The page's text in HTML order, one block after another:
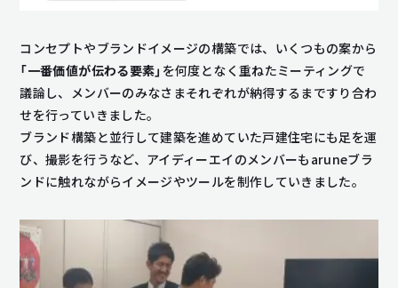
コンセプトやブランドイメージの構築では、いくつもの案から
「一番価値が伝わる要素」 を何度となく重ねたミーティングで
議論し、メンバーのみなさまそれぞれが納得するまですり合わ
せを行っていきました。
ブランド構築と並行して建築を進めていた戸建住宅にも足を運
び、撮影を行うなど、アイディーエイのメンバーもaruneブラ
ンドに触れながらイメージやツールを制作していきました。